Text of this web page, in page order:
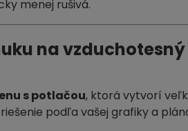
menej rušivá.
na
s potlačou, ktorá vytvorí
podľa vašej grafiky a